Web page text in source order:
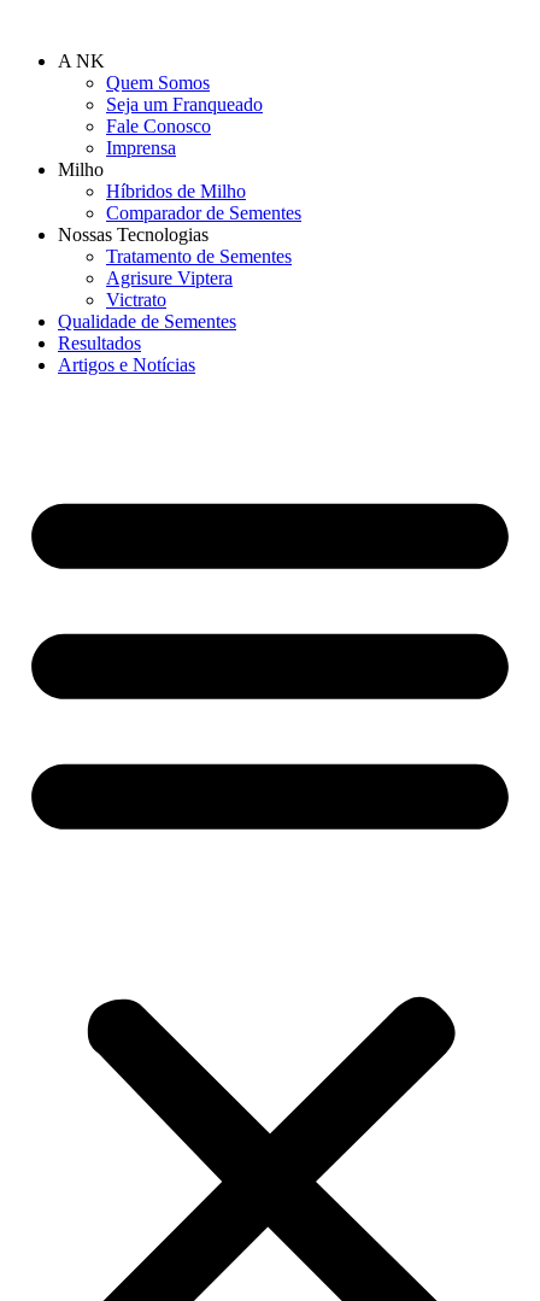
A NK
Quem Somos
Seja um Franqueado
Fale Conosco
Imprensa
Milho
Híbridos de Milho
Comparador de Sementes
Nossas Tecnologias
Tratamento de Sementes
Agrisure Viptera
Victrato
Qualidade de Sementes
Resultados
Artigos e Notícias